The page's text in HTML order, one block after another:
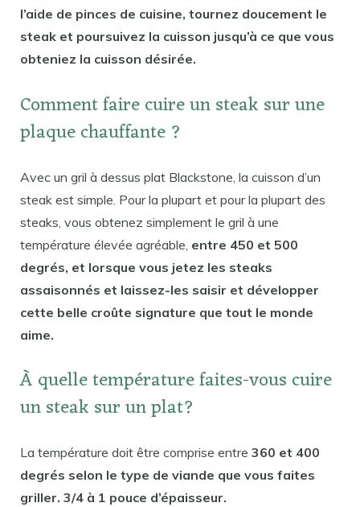
l’aide de pinces de cuisine, tournez doucement le
steak et poursuivez la cuisson jusqu’à ce que vous
obteniez la cuisson désirée.
Comment faire cuire un steak sur une
plaque chauffante ?
Avec un gril à dessus plat Blackstone, la cuisson d’un
steak est simple. Pour la plupart et pour la plupart des
steaks, vous obtenez simplement le gril à une
température élevée agréable, entre 450 et 500
degrés, et lorsque vous jetez les steaks
assaisonnés et laissez-les saisir et développer
cette belle croûte signature que tout le monde
aime.
À quelle température faites-vous cuire
un steak sur un plat?
La température doit être comprise entre 360 ​​et 400
degrés selon le type de viande que vous faites
griller. 3/4 à 1 pouce d’épaisseur.